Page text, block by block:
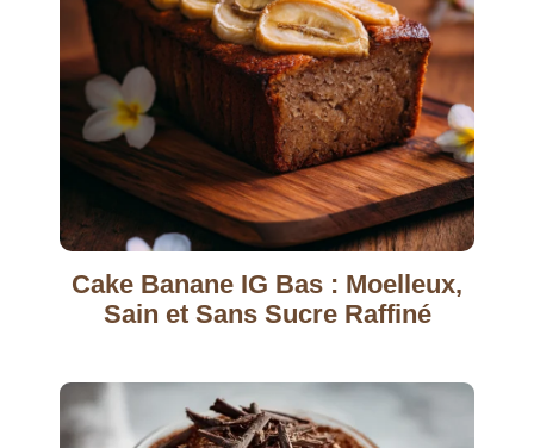
Cake Banane IG Bas : Moelleux,
Sain et Sans Sucre Raffiné